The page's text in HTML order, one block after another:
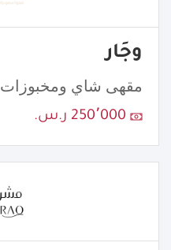
وجَار
مقهى شاي ومخبوزات
250٬000 ر.س.